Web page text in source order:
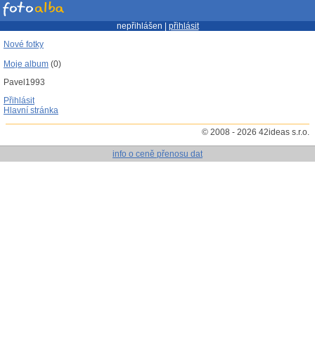
nepřihlášen | přihlásit
Nové fotky
Moje album (0)
Pavel1993
Přihlásit
Hlavní stránka
© 2008 - 2026 42ideas s.r.o.
info o ceně přenosu dat